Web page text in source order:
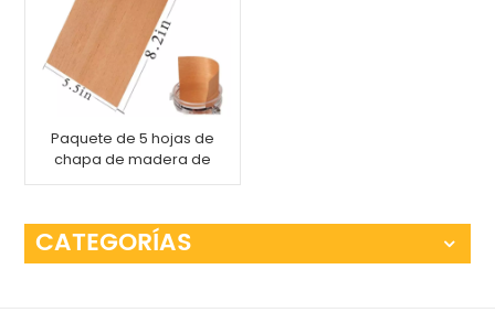
Paquete de 5 hojas de
chapa de madera de
cedro español
CATEGORÍAS